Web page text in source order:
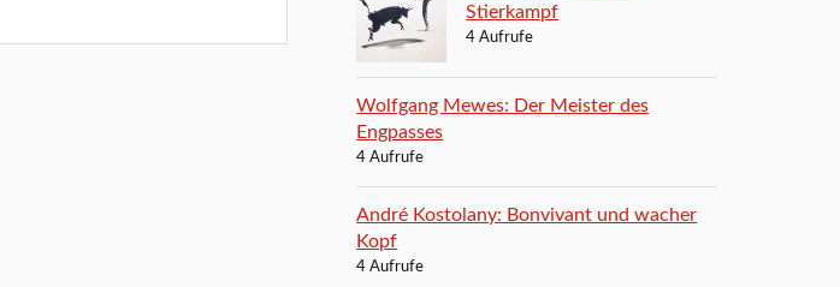
Stierkampf
4 Aufrufe
Wolfgang Mewes: Der Meister des
Engpasses
4 Aufrufe
André Kostolany: Bonvivant und wacher
Kopf
4 Aufrufe